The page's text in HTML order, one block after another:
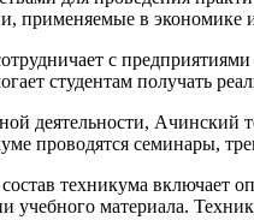
применяемые в экономике
с
студентам получать
деятельности,
проводятся семинары,
техникума включает
учебного материала.